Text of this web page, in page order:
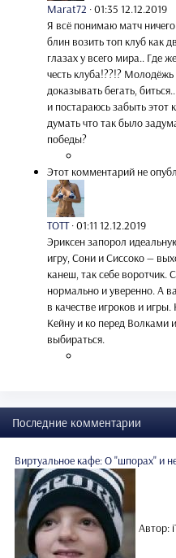
Marat72 ·01:35 12.12.2019
Я всё понимаю матч
блин возить топ клуб как
глазах у всего мира.. Где
честь клуба!??!?
доказывать бегать,
и постараюсь забыть
думать что так было
победы?
Этот комментарий не
TOTT ·01:11 12.12.2019
Эриксен запорол
игру, Сони и Сиссоко —
канеш, так себе воротчик.
нормально и уверенно. А
в качестве игроков и
Кейну и ко перед Волками
выбираться.
Последние комментарии
Виртуальное кафе: О "шпорах" и
Автор: